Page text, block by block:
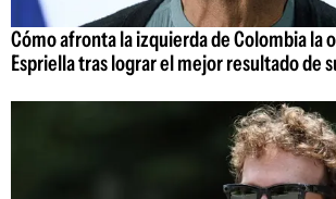
Cómo afronta la izquierda de Colombia la
Espriella tras lograr el mejor resultado de